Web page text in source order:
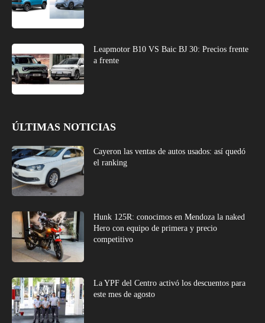
Leapmotor B10 VS Baic BJ 30: Precios frente
a frente
ÚLTIMAS NOTICIAS
Cayeron las ventas de autos usados: así quedó
el ranking
Hunk 125R: conocimos en Mendoza la naked
Hero con equipo de primera y precio
competitivo
La YPF del Centro activó los descuentos para
este mes de agosto